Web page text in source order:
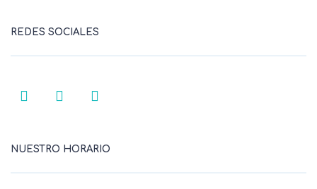
REDES SOCIALES
NUESTRO HORARIO